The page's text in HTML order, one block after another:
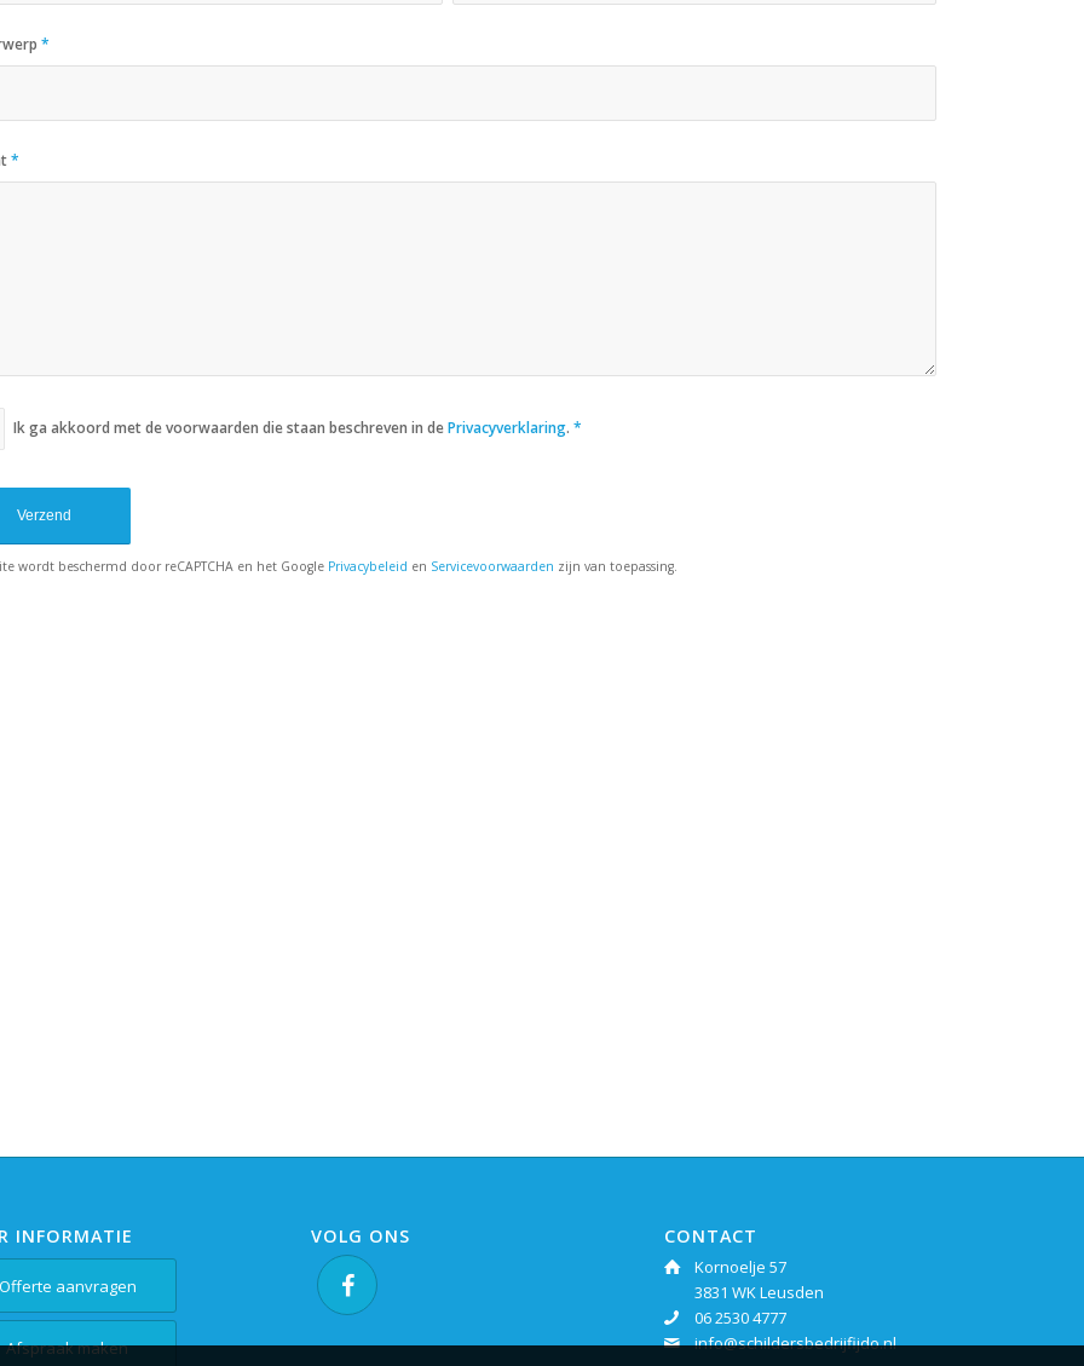
*
*
Sorry, er is een probleem opgetreden bij de communicatie met Google
API. U kunt het contactformulier momenteel niet indienen. Probeer
Ik ga akkoord met de voorwaarden die staan beschreven in de
INFORMATIE
aanvragen
VOLG ONS CONTACT
Kornoelje 57
3831 WK Leusden